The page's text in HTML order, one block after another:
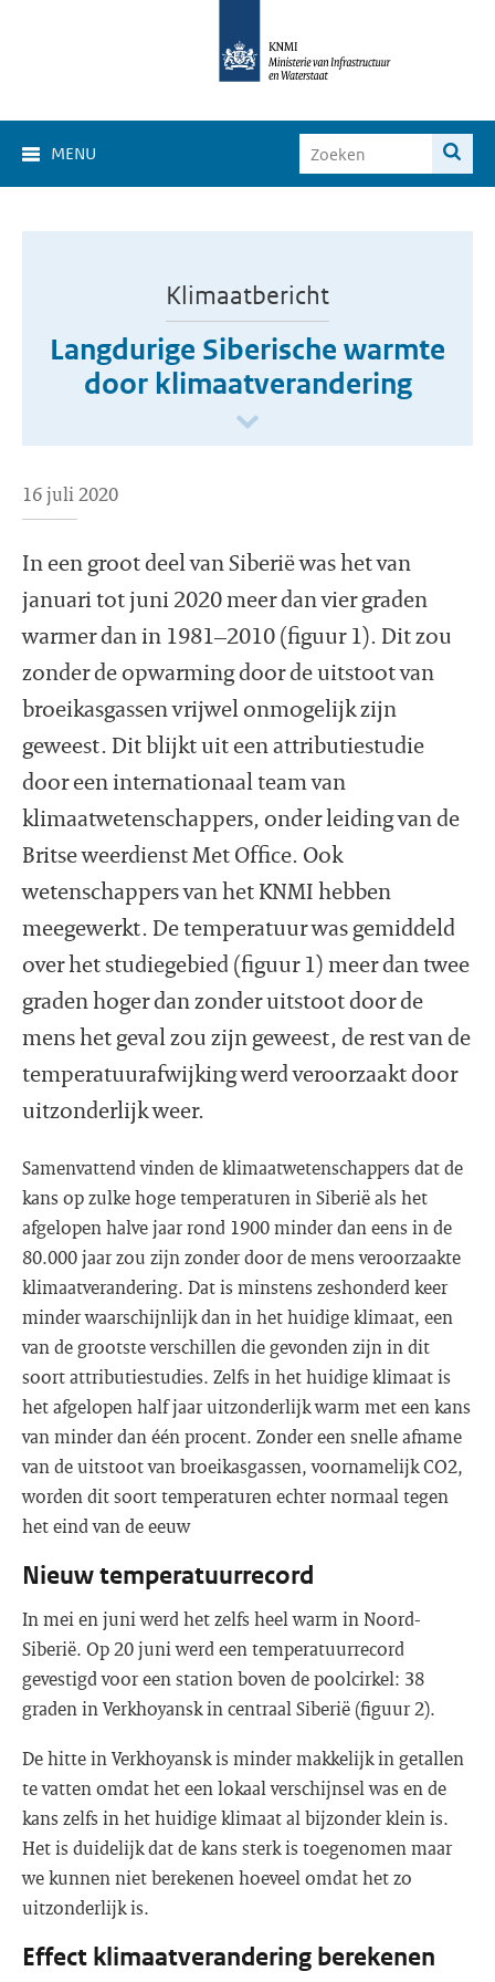
MENU
Klimaatbericht
Langdurige Siberische warmte
door klimaatverandering
16 juli 2020
In een groot deel van Siberië was het van
januari tot juni 2020 meer dan vier graden
warmer dan in 1981–2010 (figuur 1). Dit zou
zonder de opwarming door de uitstoot van
broeikasgassen vrijwel onmogelijk zijn
geweest. Dit blijkt uit een attributiestudie
door een internationaal team van
klimaatwetenschappers, onder leiding van de
Britse weerdienst Met Office. Ook
wetenschappers van het KNMI hebben
meegewerkt. De temperatuur was gemiddeld
over het studiegebied (figuur 1) meer dan twee
graden hoger dan zonder uitstoot door de
mens het geval zou zijn geweest, de rest van de
temperatuurafwijking werd veroorzaakt door
uitzonderlijk weer.
Samenvattend vinden de klimaatwetenschappers dat de
kans op zulke hoge temperaturen in Siberië als het
afgelopen halve jaar rond 1900 minder dan eens in de
80.000 jaar zou zijn zonder door de mens veroorzaakte
klimaatverandering. Dat is minstens zeshonderd keer
minder waarschijnlijk dan in het huidige klimaat, een
van de grootste verschillen die gevonden zijn in dit
soort attributiestudies. Zelfs in het huidige klimaat is
het afgelopen half jaar uitzonderlijk warm met een kans
van minder dan één procent. Zonder een snelle afname
van de uitstoot van broeikasgassen, voornamelijk CO2,
worden dit soort temperaturen echter normaal tegen
het eind van de eeuw
Nieuw temperatuurrecord
In mei en juni werd het zelfs heel warm in Noord-
Siberië. Op 20 juni werd een temperatuurrecord
gevestigd voor een station boven de poolcirkel: 38
graden in Verkhoyansk in centraal Siberië (figuur 2).
De hitte in Verkhoyansk is minder makkelijk in getallen
te vatten omdat het een lokaal verschijnsel was en de
kans zelfs in het huidige klimaat al bijzonder klein is.
Het is duidelijk dat de kans sterk is toegenomen maar
we kunnen niet berekenen hoeveel omdat het zo
uitzonderlijk is.
Effect klimaatverandering berekenen